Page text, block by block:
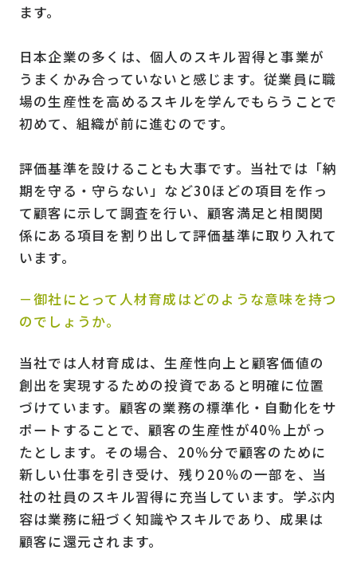
ます。
日本企業の多くは、個人のスキル習得と事業が
うまくかみ合っていないと感じます。従業員に職
場の生産性を高めるスキルを学んでもらうことで
初めて、組織が前に進むのです。
評価基準を設けることも大事です。当社では「納
期を守る・守らない」など30ほどの項目を作っ
て顧客に示して調査を行い、顧客満足と相関関
係にある項目を割り出して評価基準に取り入れて
います。
－御社にとって人材育成はどのような意味を持つ
のでしょうか。
当社では人材育成は、生産性向上と顧客価値の
創出を実現するための投資であると明確に位置
づけています。顧客の業務の標準化・自動化をサ
ポートすることで、顧客の生産性が40％上がっ
たとします。その場合、20％分で顧客のために
新しい仕事を引き受け、残り20％の一部を、当
社の社員のスキル習得に充当しています。学ぶ内
容は業務に紐づく知識やスキルであり、成果は
顧客に還元されます。